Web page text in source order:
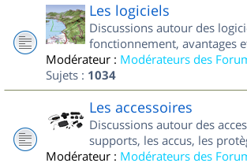
Les logiciels
Discussions autour des
fonctionnement, avantages
Modérateur : Modérateurs des
Sujets : 1034
Les accessoires
Discussions autour des
supports, les accus, les
Modérateur : Modérateurs des